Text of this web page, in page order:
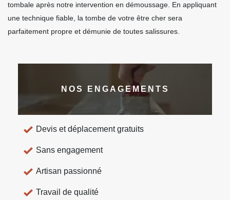
tombale après notre intervention en démoussage. En appliquant
une technique fiable, la tombe de votre être cher sera
parfaitement propre et démunie de toutes salissures.
NOS ENGAGEMENTS
Devis et déplacement gratuits
Sans engagement
Artisan passionné
Travail de qualité